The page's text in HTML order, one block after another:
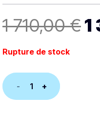
1 710,00€1
Rupture de stock
quantité
de